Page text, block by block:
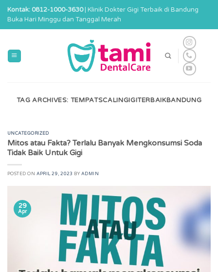
Skip
content
Kontak: 0812-1000-3630| Klinik Dokter Gigi Terbaik di Bandung
Buka Hari Minggu dan Tanggal Merah
TAG ARCHIVES: TEMPATSCALINGIGITERBAIKBANDUNG
UNCATEGORIZED
Mitos atau Fakta? Terlalu Banyak Mengkonsumsi Soda
Tidak Baik Untuk Gigi
POSTED ON APRIL 29, 2023 BY ADMIN
29
Apr